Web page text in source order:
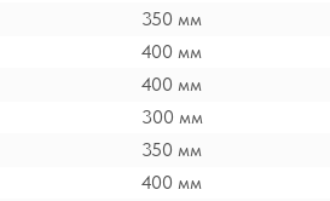
350 мм
400 мм
400 мм
300 мм
350 мм
400 мм